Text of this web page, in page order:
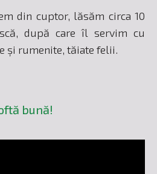
din cuptor, lăsăm circa 10
după care îl servim cu
și rumenite, tăiate felii.
bună!